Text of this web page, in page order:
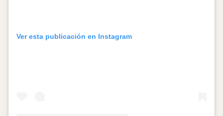
Ver esta publicación en Instagram